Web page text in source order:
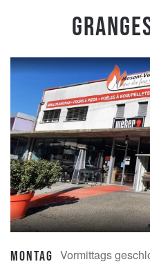
Montag Vormittags